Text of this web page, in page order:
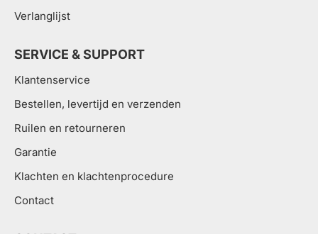
Verlanglijst
SERVICE & SUPPORT
Klantenservice
Bestellen, levertijd en verzenden
Ruilen en retourneren
Garantie
Klachten en klachtenprocedure
Contact